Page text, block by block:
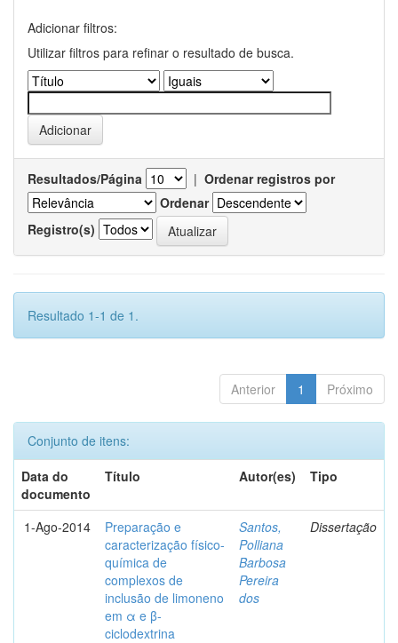
Adicionar filtros:
Utilizar filtros para refinar o resultado de busca.
Resultados/Página | Ordenar registros por
Ordenar
Registro(s)
Resultado 1-1 de 1.
Anterior 1 Próximo
Conjunto de itens:
Data do
documento
Título Autor(es) Tipo
1-Ago-2014
Preparação e
caracterização físico-
química de
complexos de
inclusão de limoneno
em α e β-
ciclodextrina
Santos,
Polliana
Barbosa
Pereira
dos
Dissertação